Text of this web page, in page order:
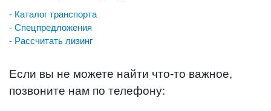
- Каталог транспорта
- Спецпредложения
- Рассчитать лизинг
Если вы не можете найти что-то важное,
позвоните нам по телефону: